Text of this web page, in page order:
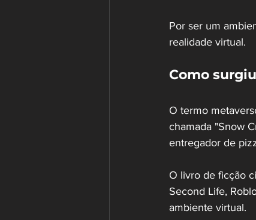
Por ser um
realidade virtual.
Como
O termo
chamada "Snow
entregador de
O livro de ficção
Second Life,
ambiente virtual.